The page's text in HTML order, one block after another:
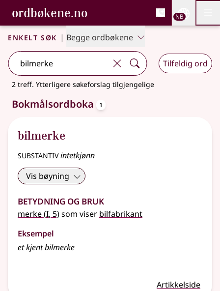
Gå til hovedinnhold
Tilgjengelighet
ordbøkene.no, Bokmålsordboka og
Bokmålsordboka og Nynorskordboka
NB
Enkelt søk | Begge ordbøkene
Tilfeldig ord
2 treff. Ytterligere søkeforslag tilgjengelige
Bokmålsordboka 1
bilmerke
substantivintetkjønn
Vis bøyning
Betydning og bruk
merke(1
I, 5)som viser bilfabrikant
Eksempel
et kjentbilmerke
Artikkelside